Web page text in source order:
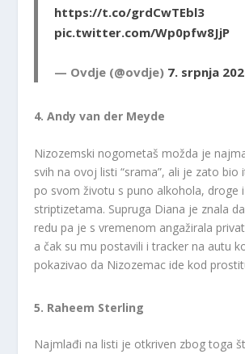
https://t.co/grdCwTEbl3
pic.twitter.com/Wp0pfw8JjP
— Ovdje (@ovdje) 7. srpnja
4. Andy van der Meyde
Nizozemski nogometaš možda je
svih na ovoj listi “srama”, ali je zato bio
po svom životu s puno alkohola, droge
striptizetama. Supruga Diana je znala
redu pa je s vremenom angažirala
a čak su mu postavili i tracker na autu
pokazivao da Nizozemac ide kod
5. Raheem Sterling
Najmlađi na listi je otkriven zbog toga